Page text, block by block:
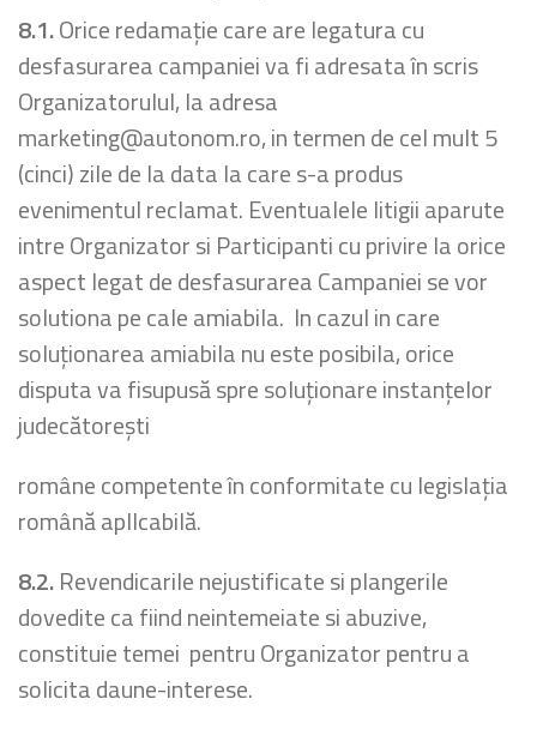
8.1.Orice redamaţie care are legatura cu
desfasurarea campaniei va fi adresata în scris
Organizatorulul, la adresa
marketing@autonom.ro, in termen de cel mult 5
(cinci) zile de la data la care s-a produs
evenimentul reclamat. Eventualele litigii aparute
intre Organizator si Participanti cu privire la orice
aspect legat de desfasurarea Campaniei se vor
solutiona pe cale amiabila. ln cazul in care
soluţionarea amiabila nu este posibila, orice
disputa va fisupusă spre soluţionare instanțelor
judecătorești
române competente în conformitate cu legislaţia
română apllcabilă.
8.2.Revendicarile nejustificate si plangerile
dovedite ca fiind neintemeiate si abuzive,
constituie temei pentru Organizator pentru a
solicita daune-interese.